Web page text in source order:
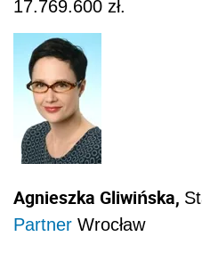
17.769.600 zł.
Agnieszka Gliwińska,
Partner Wrocław